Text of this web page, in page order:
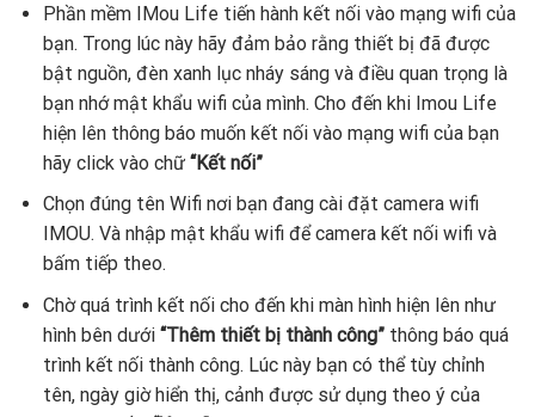
Phần mềm IMou Life tiến hành kết nối vào mạng wifi của
bạn. Trong lúc này hãy đảm bảo rằng thiết bị đã được
bật nguồn, đèn xanh lục nháy sáng và điều quan trọng là
bạn nhớ mật khẩu wifi của mình. Cho đến khi Imou Life
hiện lên thông báo muốn kết nối vào mạng wifi của bạn
hãy click vào chữ “Kết nối”
Chọn đúng tên Wifi nơi bạn đang cài đặt camera wifi
IMOU. Và nhập mật khẩu wifi để camera kết nối wifi và
bấm tiếp theo.
Chờ quá trình kết nối cho đến khi màn hình hiện lên như
hình bên dưới “Thêm thiết bị thành công”thông báo quá
trình kết nối thành công. Lúc này bạn có thể tùy chỉnh
tên, ngày giờ hiển thị, cảnh được sử dụng theo ý của